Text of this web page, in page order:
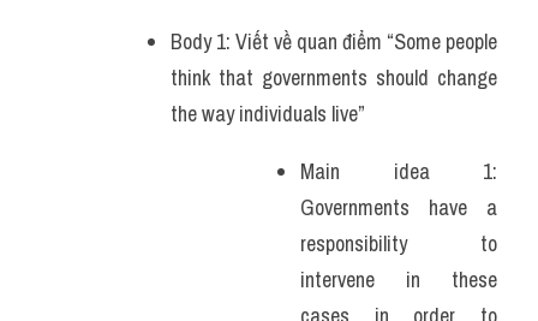
Body 1: Viết về quan điểm “Some people
think that governments should change
the way individuals live”
Main idea 1:
Governments have a
responsibility to
intervene in these